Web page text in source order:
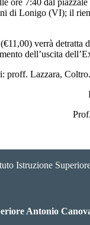
ore 7:40 dal
di Lonigo (VI); il
verrà detratta
dell’uscita
proff. Lazzara, Coltro.
Istruzione
Antonio